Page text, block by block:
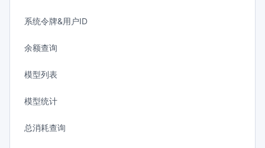
系统令牌&用户ID
余额查询
模型列表
模型统计
总消耗查询